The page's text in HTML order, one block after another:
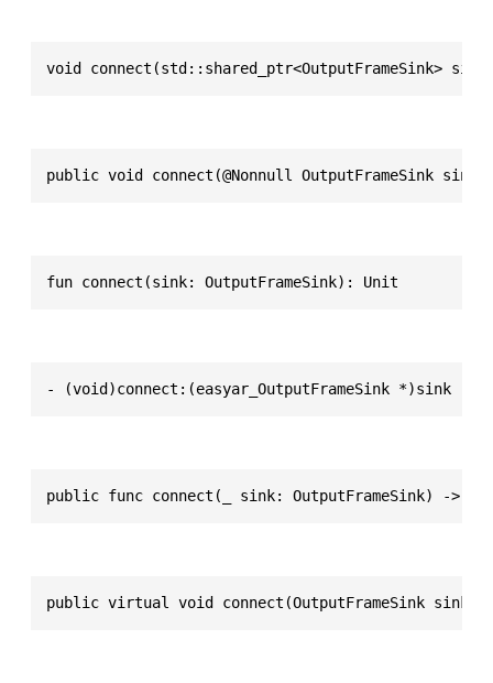
void connect(std::shared_ptr<OutputFrameSink>
public void connect(@Nonnull OutputFrameSink sink)
fun connect(sink: OutputFrameSink): Unit
- (void)connect:(easyar_OutputFrameSink *)sink
public func connect(_ sink: OutputFrameSink) ->
public virtual void connect(OutputFrameSink sink)